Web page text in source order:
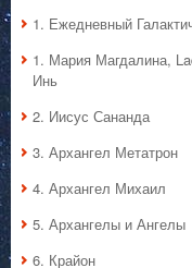
1. Ежедневный
1. Мария Магдалина,
Инь
2. Иисус Сананда
3. Архангел Метатрон
4. Архангел Михаил
5. Архангелы и Ангелы
6. Крайон